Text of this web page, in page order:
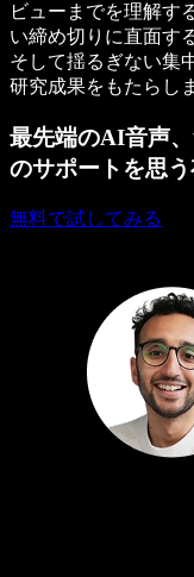
ビューまでを理解す
い締め切りに直面す
そして揺るぎない集
研究成果をもたらし
最先端のAI音声
のサポートを思
無料で試してみる